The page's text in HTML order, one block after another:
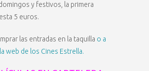
y festivos, la primera
5 euros.
las entradas en la taquilla o a
web de los Cines Estrella.